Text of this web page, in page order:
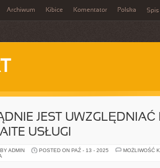
Archiwum Kibice Komentator Polska Spis
JEST UWZGLĘDNIAĆ
USŁUGI
ADMIN POSTED ON PAŹ - 13 - 2025
MOŻLIWOŚĆ